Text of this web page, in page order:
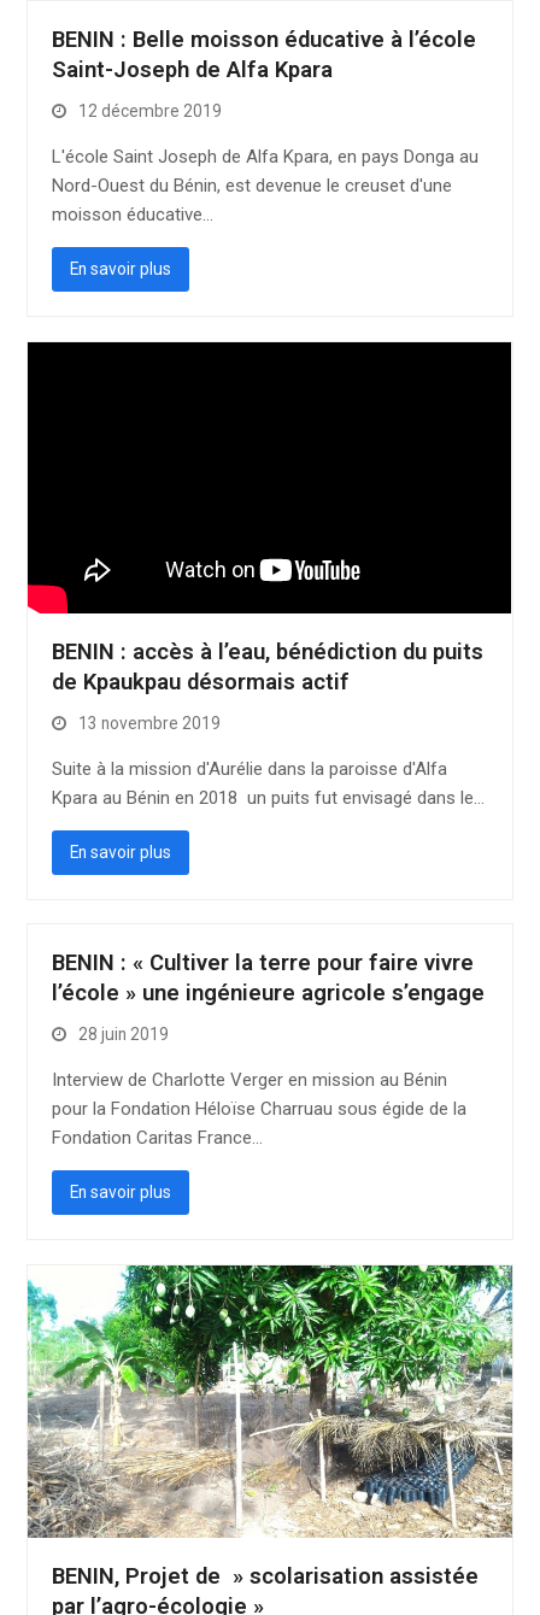
BENIN : Belle moisson éducative à l’école
Saint-Joseph de Alfa Kpara
12 décembre 2019
L'école Saint Joseph de Alfa Kpara, en pays Donga au
Nord-Ouest du Bénin, est devenue le creuset d'une
moisson éducative…
En savoir plus
BENIN : accès à l’eau, bénédiction du puits
de Kpaukpau désormais actif
13 novembre 2019
Suite à la mission d'Aurélie dans la paroisse d'Alfa
Kpara au Bénin en 2018 un puits fut envisagé dans le…
En savoir plus
BENIN : « Cultiver la terre pour faire vivre
l’école » une ingénieure agricole s’engage
28 juin 2019
Interview de Charlotte Verger en mission au Bénin
pour la Fondation Héloïse Charruau sous égide de la
Fondation Caritas France…
En savoir plus
BENIN, Projet de » scolarisation assistée
par l’agro-écologie »